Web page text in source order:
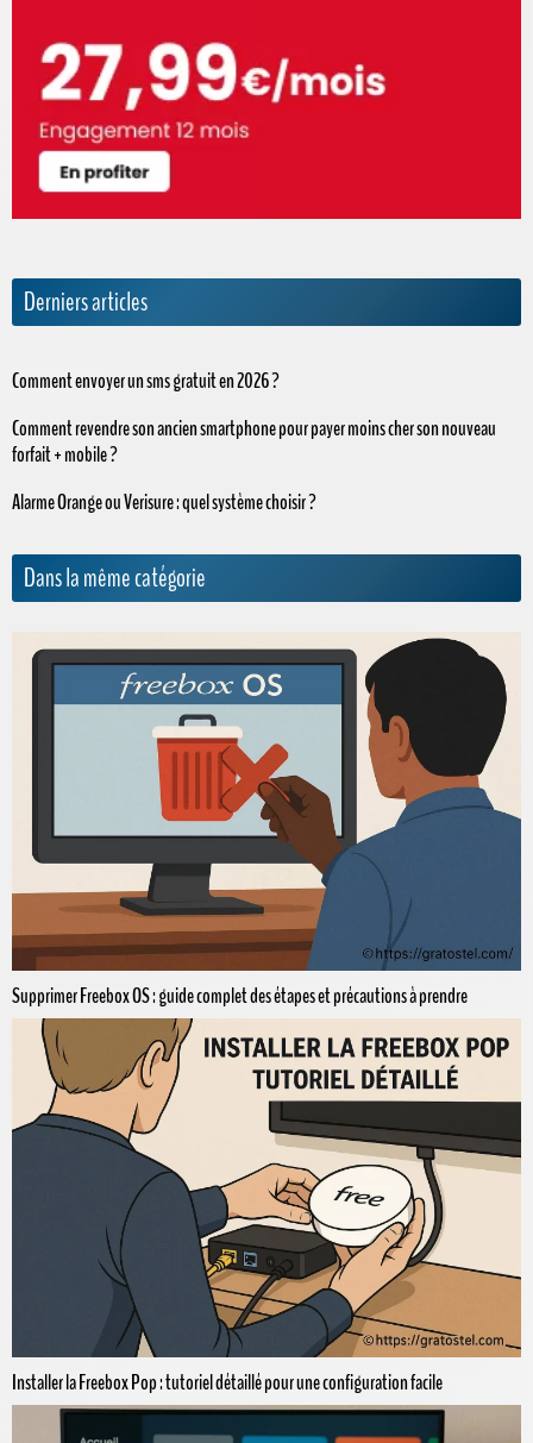
Derniers articles
Comment envoyer un sms gratuit en 2026 ?
Comment revendre son ancien smartphone pour payer moins cher son nouveau
forfait + mobile ?
Alarme Orange ou Verisure : quel système choisir ?
Dans la même catégorie
Supprimer Freebox OS : guide complet des étapes et précautions à prendre
Installer la Freebox Pop : tutoriel détaillé pour une configuration facile